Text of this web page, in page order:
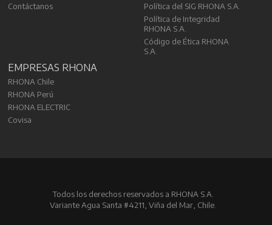
Contáctanos
Política del SIG RHONA S.A.
Política de Integridad
RHONA S.A.
Código de Ética RHONA
S.A.
EMPRESAS RHONA
RHONA Chile
RHONA Perú
RHONA ELECTRIC
Covisa
Todos los derechos reservados a RHONA S.A.
Variante Agua Santa #4211, Viña del Mar, Chile.